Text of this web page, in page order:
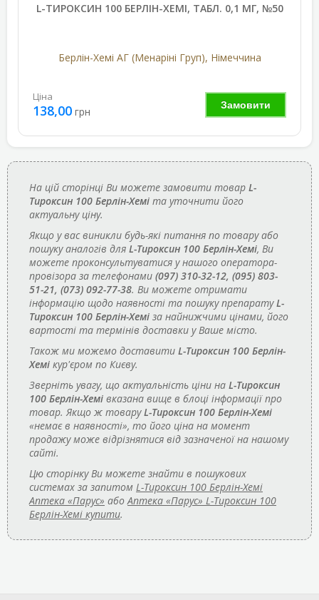
L-ТИРОКСИН 100 БЕРЛІН-ХЕМІ, ТАБЛ. 0,1 МГ, №50
Берлін-Хемі АГ (Менаріні Груп), Німеччина
Замовити
Ціна
138,00 грн
На цій сторінці Ви можете замовити товар L-
Тироксин 100 Берлін-Хемі та уточнити його
актуальну ціну.
Якщо у вас виникли будь-які питання по товару або
пошуку аналогів для L-Тироксин 100 Берлін-Хемі, Ви
можете проконсультуватися у нашого оператора-
провізора за телефонами (097) 310-32-12, (095) 803-
51-21, (073) 092-77-38. Ви можете отримати
інформацію щодо наявності та пошуку препаратуL-
Тироксин 100 Берлін-Хемі за найнижчими цінами, його
вартості та термінів доставки у Ваше місто.
Також ми можемо доставити L-Тироксин 100 Берлін-
Хемі кур'єром по Києву.
Зверніть увагу, що актуальність ціни на L-Тироксин
100 Берлін-Хемі вказана вище в блоці інформації про
товар. Якщо ж товаруL-Тироксин 100 Берлін-Хемі
«немає в наявності», то його ціна на момент
продажу може відрізнятися від зазначеної на нашому
сайті.
Цю сторінку Ви можете знайти в пошукових
системах за запитом L-Тироксин 100 Берлін-Хемі
Аптека «Парус» абоАптека «Парус» L-Тироксин 100
Берлін-Хемі купити.